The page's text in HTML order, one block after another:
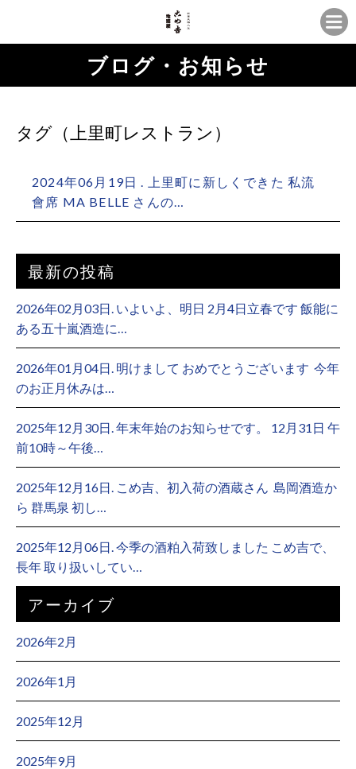
ブログ・お知らせ
タグ（上里町レストラン）
2024年06月19日 . 上里町に新しくできた 私流
會席 MA BELLE さんの…
最新の投稿
2026年02月03日. いよいよ、明日 2月4日立春です 飯能に
ある五十嵐酒造に…
2026年01月04日. 明けまして おめでとうございます ⁡ 今年
のお正月休みは…
2025年12月30日. 年末年始のお知らせです。 12月31日 午
前10時～午後…
2025年12月16日. こめ吉、初入荷の酒蔵さん ⁡ 島岡酒造か
ら 群馬泉 初し…
2025年12月06日. 今季の酒粕入荷致しました こめ吉で、
長年 取り扱いしてい…
アーカイブ
2026年2月
2026年1月
2025年12月
2025年9月